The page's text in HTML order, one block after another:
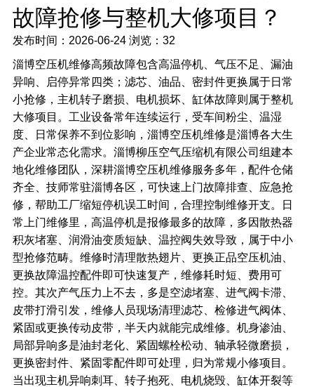
故障抢修与整机大修项目？
发布时间：2026-06-24 浏览：32
淄博空压机维修高频故障包含高温停机、气压不足、漏油
异响、启停异常四类；滤芯、油品、密封件更换属于日常
小抢修，主机转子磨损、电机损坏、缸体故障则属于整机
大修项目。工业设备常年连续运行，受车间粉尘、温湿
度、日常保养不到位影响，淄博空压机维修是淄博各大生
产企业常态化需求。淄博柳压空气压缩机有限公司组建本
地化维修团队，深耕淄博空压机维修服务多年，配件仓储
齐全、技师常驻淄博各区，可快速上门故障排查、应急抢
修，帮助工厂缩短停机误工时间，合理控制维修开支。日
常上门维修里，高温停机是报修最多的故障，多因散热器
积灰堵塞、润滑油变质短缺、温控阀失效导致，属于中小
型抢修范畴。维修时清理散热翅片、更换正品空压机油、
更换故障温控配件即可快速复产，维修耗时短、费用可
控。其次产气压力上不去，多是空滤堵塞、进气阀卡滞、
皮带打滑引发，维修人员现场清理滤芯、检修进气阀体、
紧固或更换传动皮带，半天内就能完成维修。机身渗油、
局部异响多是油封老化、紧固螺栓松动、轴承轻微磨损，
更换密封件、紧固零配件即可处理，归为常规小修项目。
当出现主机异响刺耳、转子抱死、电机烧毁、缸体开裂等